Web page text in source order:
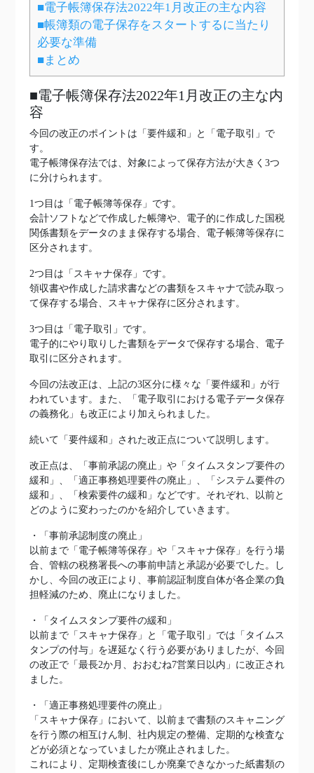
■電子帳簿保存法2022年1月改正の主な内容
■帳簿類の電子保存をスタートするに当たり
必要な準備
■まとめ
■電子帳簿保存法2022年1月改正の主な内
容
今回の改正のポイントは「要件緩和」と「電子取引」で
す。
電子帳簿保存法では、対象によって保存方法が大きく3つ
に分けられます。
1つ目は「電子帳簿等保存」です。
会計ソフトなどで作成した帳簿や、電子的に作成した国税
関係書類をデータのまま保存する場合、電子帳簿等保存に
区分されます。
2つ目は「スキャナ保存」です。
領収書や作成した請求書などの書類をスキャナで読み取っ
て保存する場合、スキャナ保存に区分されます。
3つ目は「電子取引」です。
電子的にやり取りした書類をデータで保存する場合、電子
取引に区分されます。
今回の法改正は、上記の3区分に様々な「要件緩和」が行
われています。また、「電子取引における電子データ保存
の義務化」も改正により加えられました。
続いて「要件緩和」された改正点について説明します。
改正点は、「事前承認の廃止」や「タイムスタンプ要件の
緩和」、「適正事務処理要件の廃止」、「システム要件の
緩和」、「検索要件の緩和」などです。それぞれ、以前と
どのように変わったのかを紹介していきます。
・「事前承認制度の廃止」
以前まで「電子帳簿等保存」や「スキャナ保存」を行う場
合、管轄の税務署長への事前申請と承認が必要でした。し
かし、今回の改正により、事前認証制度自体が各企業の負
担軽減のため、廃止になりました。
・「タイムスタンプ要件の緩和」
以前まで「スキャナ保存」と「電子取引」では「タイムス
タンプの付与」を遅延なく行う必要がありましたが、今回
の改正で「最長2か月、おおむね7営業日以内」に改正され
ました。
・「適正事務処理要件の廃止」
「スキャナ保存」において、以前まで書類のスキャニング
を行う際の相互けん制、社内規定の整備、定期的な検査な
どが必須となっていましたが廃止されました。
これにより、定期検査後にしか廃棄できなかった紙書類の